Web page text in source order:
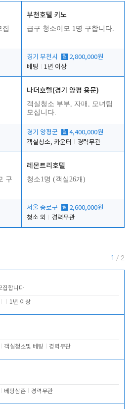
집
부천호텔 키노
급구 청소이모 1명 구합니다.
경기 부천시 월 2,800,000원
베팅
1년 이상
나더호텔(경기 양평 용문)
객실청소 부부, 자매, 모녀팀
모십니다.
경기 양평군 월 4,400,000원
객실청소, 카운터
경력무관
구
레몬트리호텔
청소1명 (객실26개)
서울 종로구 월 2,600,000원
청소 외
경력무관
1 / 2
집합니다
1년 이상
객실청소및 베팅 경력무관
베팅삼촌 경력무관